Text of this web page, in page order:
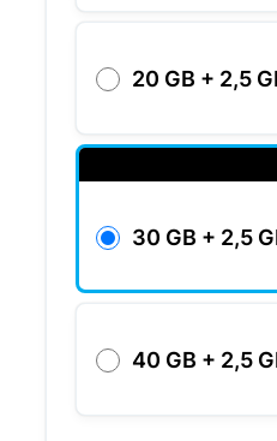
20 GB + 2,5
30 GB + 2,5
40 GB + 2,5